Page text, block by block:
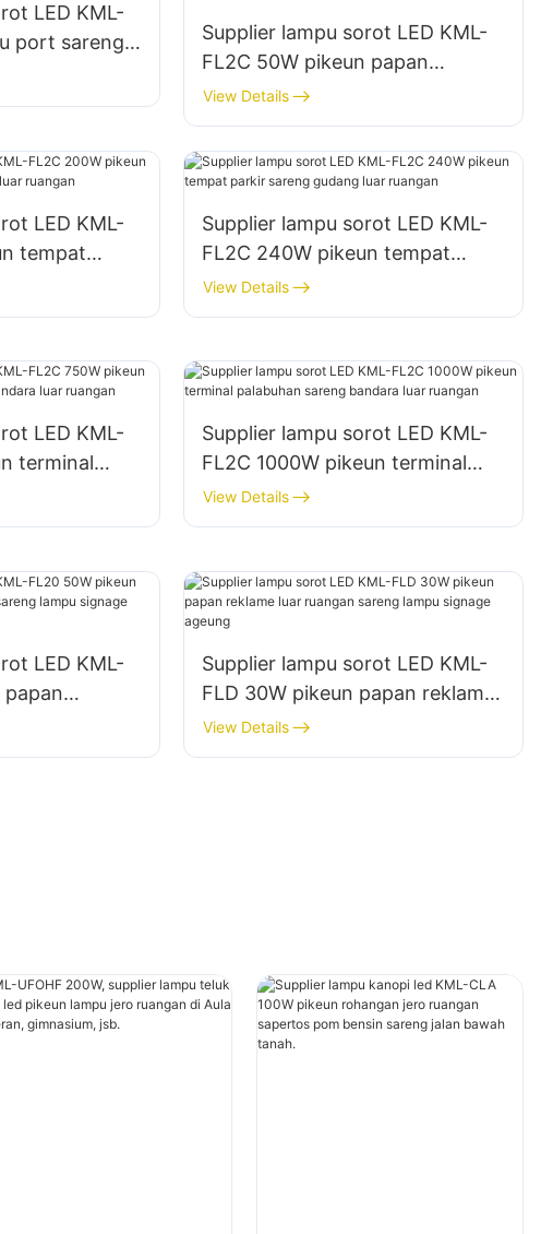
LED KML-
port sareng
Supplier lampu sorot LED KML-
FL2C 50W pikeun papan
reklame luar ruangan sareng
lampu signage ageung
View Details
LED KML-
tempat
luar
Supplier lampu sorot LED KML-
FL2C 240W pikeun tempat
parkir sareng gudang luar
ruangan
View Details
LED KML-
terminal
luar
Supplier lampu sorot LED KML-
FL2C 1000W pikeun terminal
palabuhan sareng bandara luar
ruangan
View Details
LED KML-
papan
sareng
Supplier lampu sorot LED KML-
FLD 30W pikeun papan reklame
luar ruangan sareng lampu
signage ageung
View Details